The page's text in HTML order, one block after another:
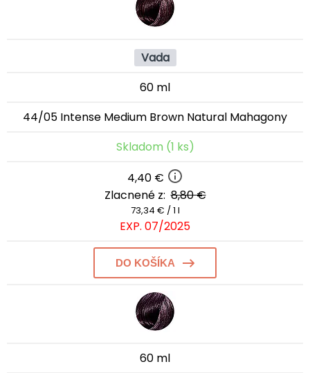
Vada
60 ml
44/05 Intense Medium Brown Natural Mahagony
Skladom (1 ks)
4,40 €
Zlacnené z:8,80 €
73,34 € / 1 l
EXP. 07/2025
DO KOŠÍKA
60 ml